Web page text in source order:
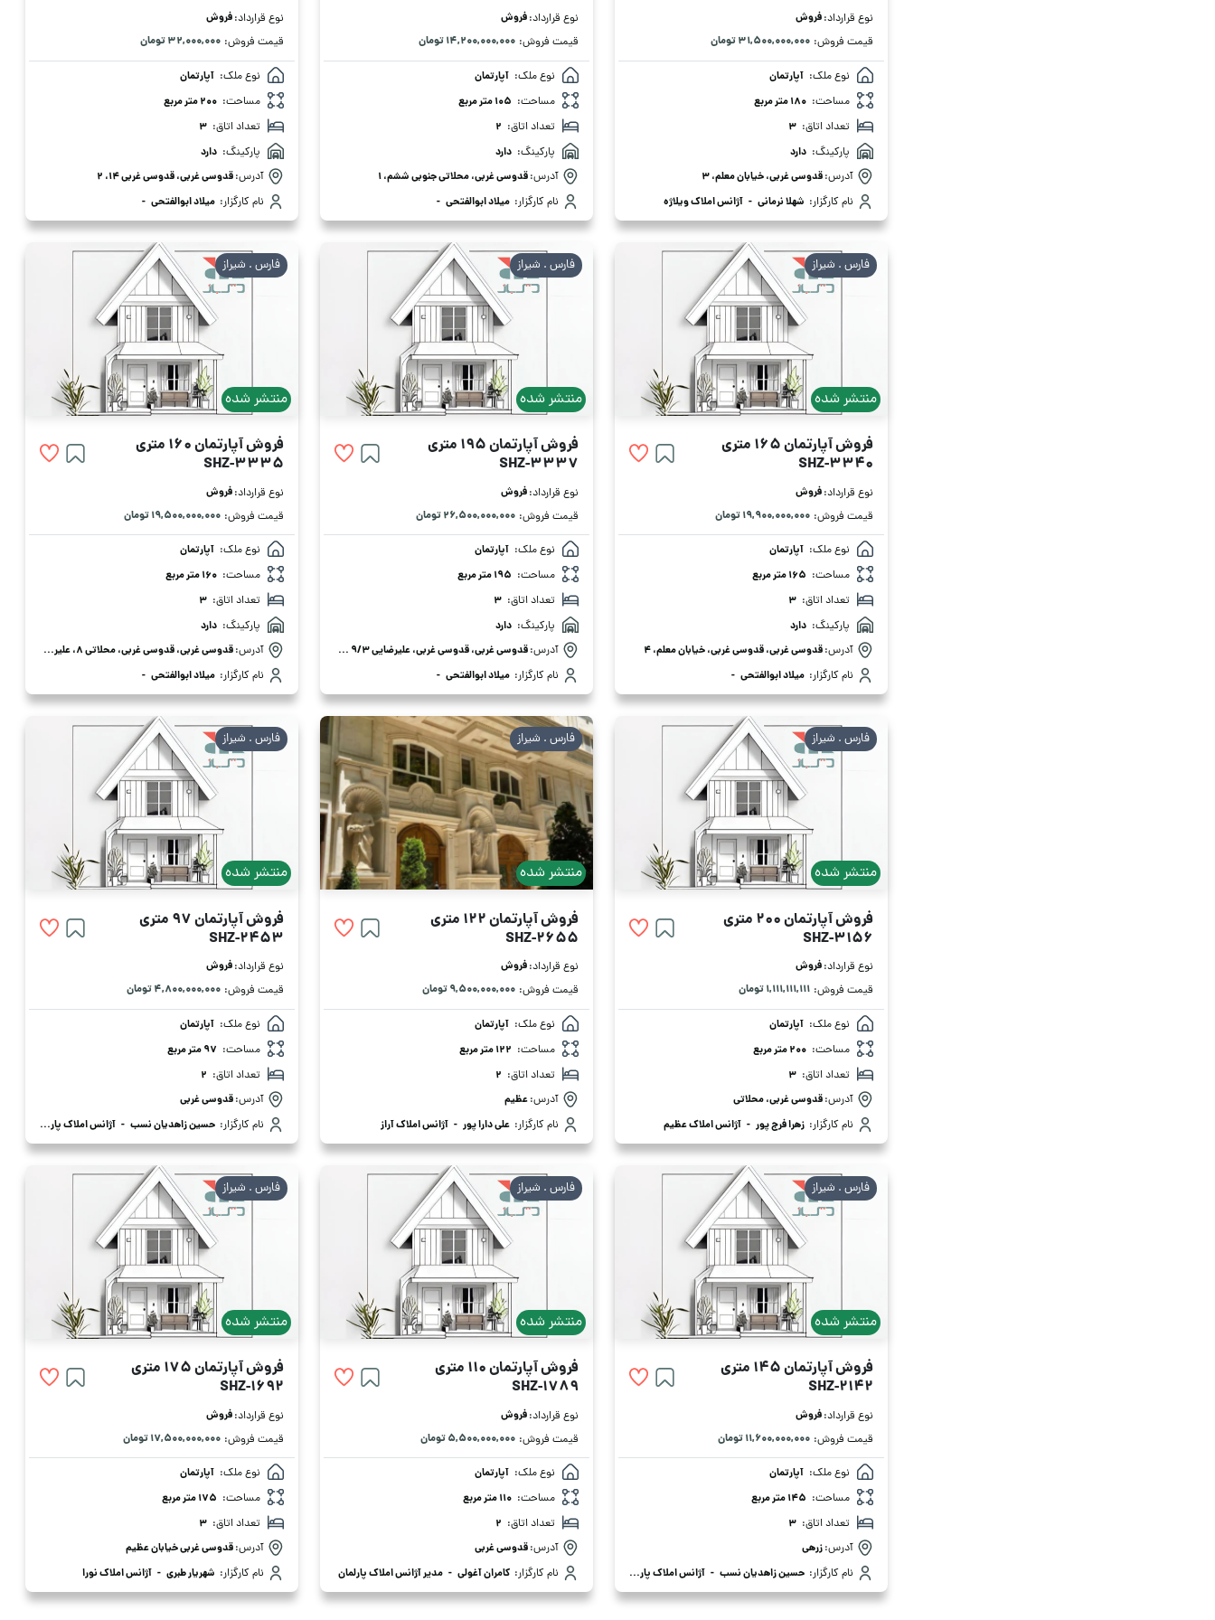
نوع قرارداد:فروش
قیمت فروش: ۳۱,۵۰۰,۰۰۰,۰۰۰ تومان
نوع ملک: آپارتمان
مساحت: 180 متر مربع
تعداد اتاق: 3
پارکینگ: دارد
آدرس:قدوسی غربی، خیابان معلم، 3
نام کارگزار: شهلا نرمانی - آژانس املاک ویلاژه
نوع قرارداد:فروش
قیمت فروش: ۱۴,۲۰۰,۰۰۰,۰۰۰ تومان
نوع ملک: آپارتمان
مساحت: 105 متر مربع
تعداد اتاق: 2
پارکینگ: دارد
آدرس:قدوسی غربی، محلاتی جنوبی ششم، 1
نام کارگزار: میلاد ابوالفتحی -
نوع قرارداد:فروش
قیمت فروش: ۳۲,۰۰۰,۰۰۰ تومان
نوع ملک: آپارتمان
مساحت: 200 متر مربع
تعداد اتاق: 3
پارکینگ: دارد
آدرس:قدوسی غربی، قدوسی غربی 14، 2
نام کارگزار: میلاد ابوالفتحی -
منتشر شده
فارس . شیراز
فروش آپارتمان 165 متری
SHZ-3340
نوع قرارداد:فروش
قیمت فروش: ۱۹,۹۰۰,۰۰۰,۰۰۰ تومان
نوع ملک: آپارتمان
مساحت: 165 متر مربع
تعداد اتاق: 3
پارکینگ: دارد
آدرس:قدوسی غربی، قدوسی غربی، خیابان معلم، 4
نام کارگزار: میلاد ابوالفتحی -
منتشر شده
فارس . شیراز
فروش آپارتمان 195 متری
SHZ-3337
نوع قرارداد:فروش
قیمت فروش: ۲۶,۵۰۰,۰۰۰,۰۰۰ تومان
نوع ملک: آپارتمان
مساحت: 195 متر مربع
تعداد اتاق: 3
پارکینگ: دارد
آدرس:
قدوسی غربی، قدوسی غربی، علیرضایی 9/3 غربی، 3
نام کارگزار: میلاد ابوالفتحی -
منتشر شده
فارس . شیراز
فروش آپارتمان 160 متری
SHZ-3335
نوع قرارداد:فروش
قیمت فروش: ۱۹,۵۰۰,۰۰۰,۰۰۰ تومان
نوع ملک: آپارتمان
مساحت: 160 متر مربع
تعداد اتاق: 3
پارکینگ: دارد
آدرس:
قدوسی غربی، قدوسی غربی، محلاتی 8، علیرضایی 8/3، 3
نام کارگزار: میلاد ابوالفتحی -
منتشر شده
فارس . شیراز
فروش آپارتمان 200 متری
SHZ-3156
نوع قرارداد:فروش
قیمت فروش: ۱,۱۱۱,۱۱۱,۱۱۱ تومان
نوع ملک: آپارتمان
مساحت: 200 متر مربع
تعداد اتاق: 3
آدرس:قدوسی غربی، محلاتی
نام کارگزار: زهرا فرج پور - آژانس املاک عظیم
منتشر شده
فارس . شیراز
فروش آپارتمان 122 متری
SHZ-2655
نوع قرارداد:فروش
قیمت فروش: ۹,۵۰۰,۰۰۰,۰۰۰ تومان
نوع ملک: آپارتمان
مساحت: 122 متر مربع
تعداد اتاق: 2
آدرس:عظیم
نام کارگزار: علی دارا پور - آژانس املاک آراز
منتشر شده
فارس . شیراز
فروش آپارتمان 97 متری
SHZ-2453
نوع قرارداد:فروش
قیمت فروش: ۴,۸۰۰,۰۰۰,۰۰۰ تومان
نوع ملک: آپارتمان
مساحت: 97 متر مربع
تعداد اتاق: 2
آدرس:قدوسی غربی
نام کارگزار: حسین زاهدیان نسب - آژانس املاک پارلمان
منتشر شده
فارس . شیراز
فروش آپارتمان 145 متری
SHZ-2142
نوع قرارداد:فروش
قیمت فروش: ۱۱,۶۰۰,۰۰۰,۰۰۰ تومان
نوع ملک: آپارتمان
مساحت: 145 متر مربع
تعداد اتاق: 3
آدرس:زرهی
نام کارگزار: حسین زاهدیان نسب - آژانس املاک پارلمان
منتشر شده
فارس . شیراز
فروش آپارتمان 110 متری
SHZ-1789
نوع قرارداد:فروش
قیمت فروش: ۵,۵۰۰,۰۰۰,۰۰۰ تومان
نوع ملک: آپارتمان
مساحت: 110 متر مربع
تعداد اتاق: 2
آدرس:قدوسی غربی
نام کارگزار: کامران آغولی - مدیر آژانس املاک پارلمان
منتشر شده
فارس . شیراز
فروش آپارتمان 175 متری
SHZ-1692
نوع قرارداد:فروش
قیمت فروش: ۱۷,۵۰۰,۰۰۰,۰۰۰ تومان
نوع ملک: آپارتمان
مساحت: 175 متر مربع
تعداد اتاق: 3
آدرس:قدوسی غربی خیابان عظیم
نام کارگزار: شهریار طبری - آژانس املاک نورا